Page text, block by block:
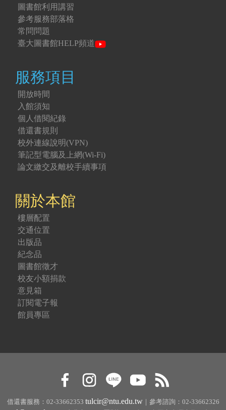
圖書館利用講習
參考服務部落格
常問問題
臺大圖書館HELP頻道
服務項目
開放時間
入館須知
個人借閱紀錄
借還書規則
校外連線說明(VPN)
筆記型電腦及上網(Wi-Fi)
論文繳交及離校手續事項
關於本館
樓層配置
交通位置
出版品
紀念品
圖書館徵才
校友小額捐款
意見箱
訂閱電子報
館員專區
借還書服務：02-33662353 tulcir@ntu.edu.tw｜參考諮詢：02-33662326